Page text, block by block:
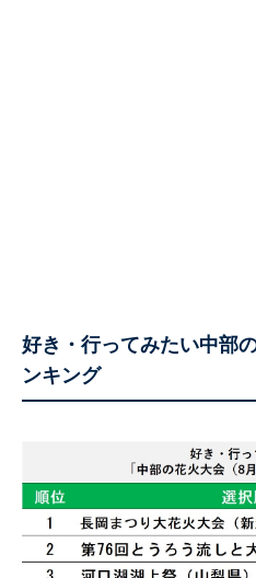
好き・行ってみたい中部
ンキング